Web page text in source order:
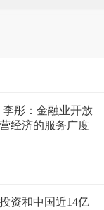
李彤：金融业开放
经济的服务广度
资和中国近14亿